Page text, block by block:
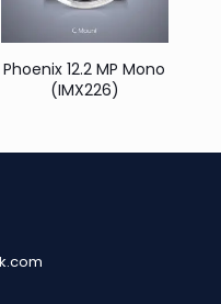
Phoenix 12.2 MP Mono
(IMX226)